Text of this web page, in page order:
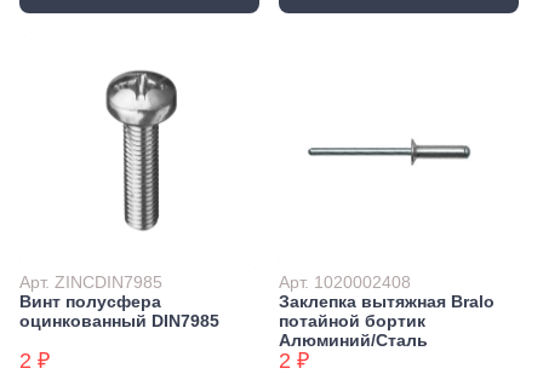
Арт. ZINCDIN7985
Винт полусфера
оцинкованный DIN7985
2 ₽
Арт. 1020002408
Заклепка вытяжная Bralo
потайной бортик
Алюминий/Сталь
2 ₽